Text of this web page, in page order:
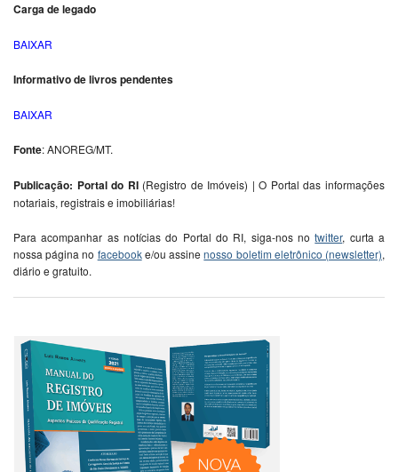
Carga de legado
BAIXAR
Informativo de livros pendentes
BAIXAR
Fonte: ANOREG/MT.
Publicação: Portal do RI(Registro de Imóveis) | O Portal das informações
notariais, registrais e imobiliárias!
Para acompanhar as notícias do Portal do RI, siga-nos notwitter, curta a
nossa página no facebooke/ou assinenosso boletim eletrônico (newsletter),
diário e gratuito.